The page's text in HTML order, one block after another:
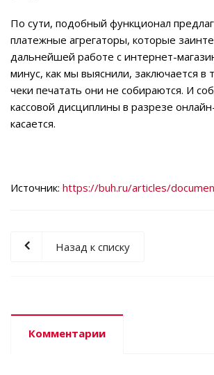
По сути, подобный функционал
платежные агрегаторы, которые
дальнейшей работе с интернет-
минус, как мы выяснили, заключается в
чеки печатать они не собираются. И
кассовой дисциплины в разрезе
касается.
Источник: https://buh.ru/articles/
Назад к списку
Комментарии